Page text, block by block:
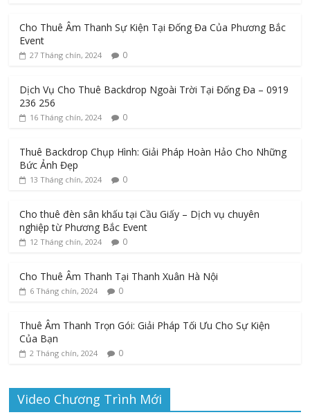
Cho Thuê Âm Thanh Sự Kiện Tại Đống Đa Của Phương Bắc
Event
27 Tháng chín, 2024 0
Dịch Vụ Cho Thuê Backdrop Ngoài Trời Tại Đống Đa – 0919
236 256
16 Tháng chín, 2024 0
Thuê Backdrop Chụp Hình: Giải Pháp Hoàn Hảo Cho Những
Bức Ảnh Đẹp
13 Tháng chín, 2024 0
Cho thuê đèn sân khấu tại Cầu Giấy – Dịch vụ chuyên
nghiệp từ Phương Bắc Event
12 Tháng chín, 2024 0
Cho Thuê Âm Thanh Tại Thanh Xuân Hà Nội
6 Tháng chín, 2024 0
Thuê Âm Thanh Trọn Gói: Giải Pháp Tối Ưu Cho Sự Kiện
Của Bạn
2 Tháng chín, 2024 0
Video Chương Trình Mới